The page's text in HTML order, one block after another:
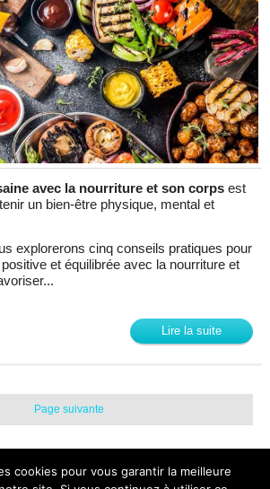
avec la nourriture et son corpsest
un bien-être physique, mental et
explorerons cinq conseils pratiques pour
et équilibrée avec la nourriture et
Lire la suite
Page suivante
cookies pour vous garantir la meilleure